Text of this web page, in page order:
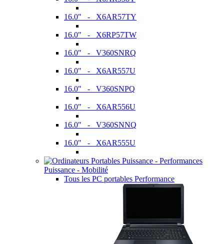
16.0" - X6AR57TY
16.0" - X6RP57TW
16.0" - V360SNRQ
16.0" - X6AR557U
16.0" - V360SNPQ
16.0" - X6AR556U
16.0" - V360SNNQ
16.0" - X6AR555U
Puissance - Mobilité
Tous les PC portables Performance